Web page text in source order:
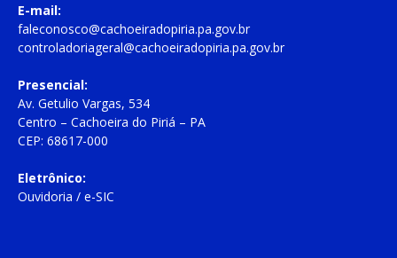
E-mail:
faleconosco@cachoeiradopiria.pa.gov.br
controladoriageral@cachoeiradopiria.pa.gov.br
Presencial:
Av. Getulio Vargas, 534
Centro – Cachoeira do Piriá – PA
CEP: 68617-000
Eletrônico:
Ouvidoria / e-SIC